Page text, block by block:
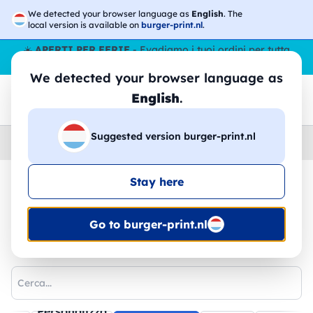
We detected your browser language as English. The
local version is available on burger-print.nl.
We detected your browser language as
English.
Suggested version burger-print.nl
Stay here
Go to burger-print.nl
☀️APERTI PER FERIE- Evadiamo i tuoi ordini per tutta
FAQs - Domande Frequenti › Certificazioni
🔥 -30% Stampa DTF
FAQs - Certificazioni